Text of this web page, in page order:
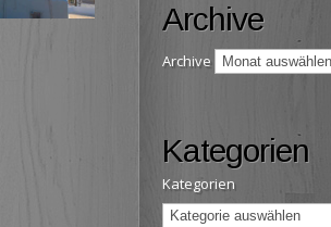
Archive
Archive
Kategorien
Kategorien